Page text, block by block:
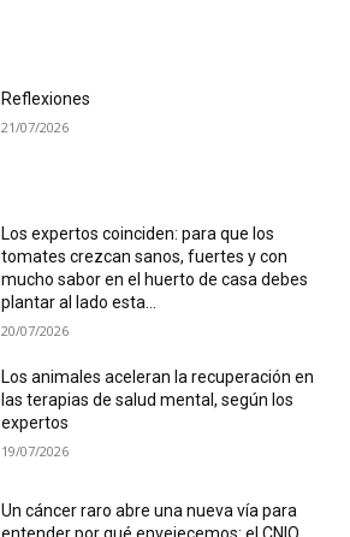
Reflexiones
21/07/2026
Los expertos coinciden: para que los
tomates crezcan sanos, fuertes y con
mucho sabor en el huerto de casa debes
plantar al lado esta...
20/07/2026
Los animales aceleran la recuperación en
las terapias de salud mental, según los
expertos
19/07/2026
Un cáncer raro abre una nueva vía para